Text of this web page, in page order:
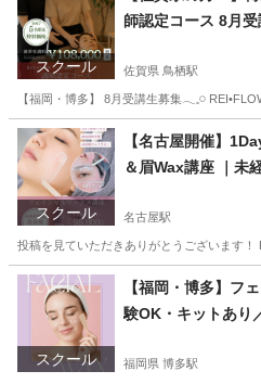
スクール
師認定コース 8月
佐賀県 鳥栖駅
【福岡・博多】 8月受講生募集𓂃𓈒𓏸
佐賀 佐賀市 鳥栖駅 ヘッドスパ
スクール
【名古屋開催】
＆眉Wax講座 ｜未
名古屋駅
投稿を見ていただきありがとうございます
愛知 名古屋市 名古屋駅
スクール
【福岡・博多】フ
験OK・キットあり
福岡県 博多駅